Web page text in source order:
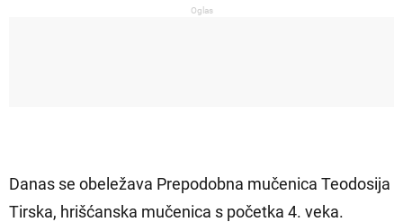
Oglas
Danas se obeležava Prepodobna mučenica Teodosija
Tirska, hrišćanska mučenica s početka 4. veka.